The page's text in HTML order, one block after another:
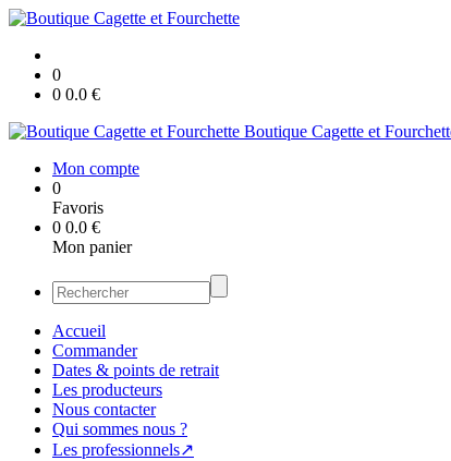
0
0 0.0 €
Boutique Cagette et
Mon compte
0
Favoris
0 0.0 €
Mon panier
Accueil
Commander
Dates & points de retrait
Les producteurs
Nous contacter
Qui sommes nous ?
Les professionnels↗